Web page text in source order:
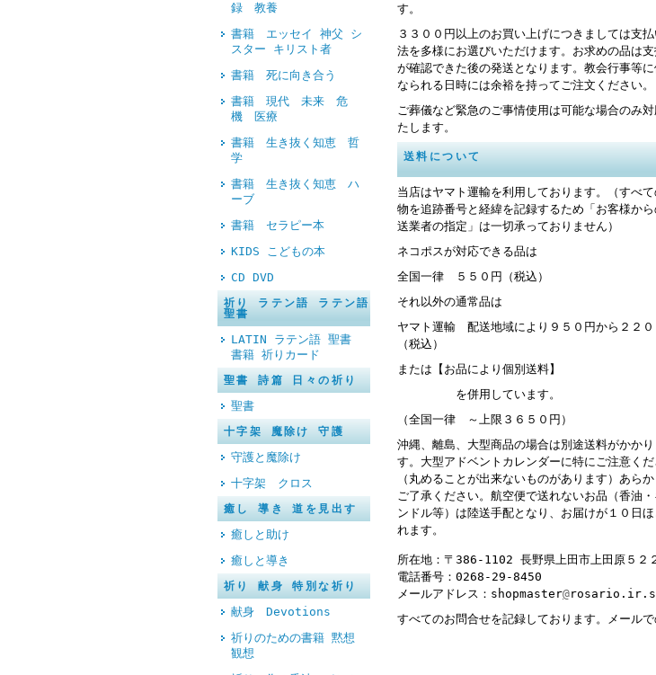
録 教養
書籍 エッセイ 神父 シ
スター キリスト者
書籍 死に向き合う
書籍 現代 未来 危
機 医療
書籍 生き抜く知恵 哲
学
書籍 生き抜く知恵 ハ
ーブ
書籍 セラピー本
KIDS こどもの本
CD DVD
祈り ラテン語 ラテン語
聖書
LATIN ラテン語 聖書
書籍 祈りカード
聖書 詩篇 日々の祈り
聖書
十字架 魔除け 守護
守護と魔除け
十字架 クロス
癒し 導き 道を見出す
癒しと助け
癒しと導き
祈り 献身 特別な祈り
献身 Devotions
祈りのための書籍 黙想
観想
す。
３３００円以上のお買い上げにつきましては支
法を多様にお選びいただけます。お求めの品は
が確認できた後の発送となります。教会行事等に
なられる日時には余裕を持ってご注文ください。
ご葬儀など緊急のご事情使用は可能な場合のみ
たします。
送料について
当店はヤマト運輸を利用しております。（すべ
物を追跡番号と経緯を記録するため「お客様か
送業者の指定」は一切承っておりません）
ネコポスが対応できる品は
全国一律 ５５０円（税込）
それ以外の通常品は
ヤマト運輸 配送地域により９５０円から２２０
（税込）
または【お品により個別送料】
を併用しています。
（全国一律 ～上限３６５０円）
沖縄、離島、大型商品の場合は別途送料がかかり
す。大型アドベントカレンダーに特にご注意く
（丸めることが出来ないものがあります）あら
ご了承ください。航空便で送れないお品（香油・
ンドル等）は陸送手配となり、お届けが１０日ほ
れます。
所在地：〒386-1102 長野県上田市上田原５２
電話番号：0268-29-8450
メールアドレス：shopmaster@
すべてのお問合せを記録しております。メールで